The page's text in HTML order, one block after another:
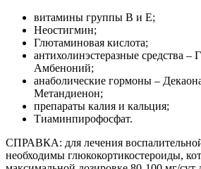
витамины группы В и Е;
Неостигмин;
Глютаминовая кислота;
антихолинэстеразные средства –
Амбеноний;
анаболические гормоны –
Метандиенон;
препараты калия и кальция;
Тиаминпирофосфат.
СПРАВКА: для лечения
необходимы глюкокортикостероиды,